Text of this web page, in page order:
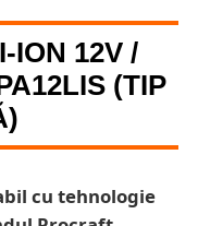
ION 12V /
(TIP
cu tehnologie